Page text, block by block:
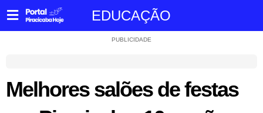
EDUCAÇÃO
PUBLICIDADE
Melhores salões de festas